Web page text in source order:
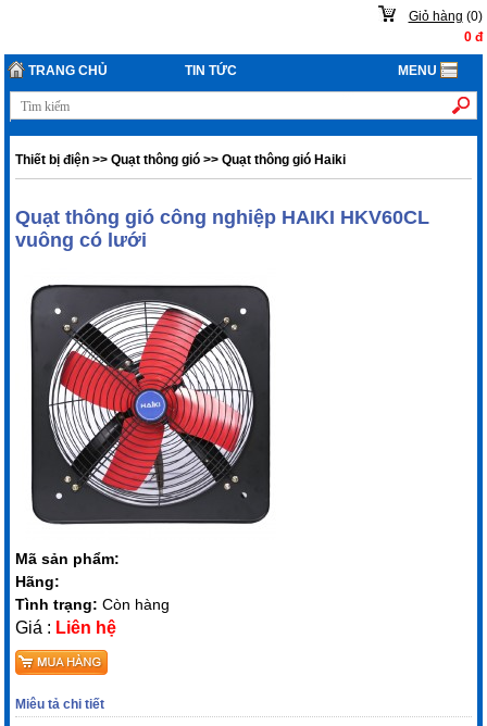
Giỏ hàng (0)
0đ
TRANG CHỦ TIN TỨC MENU
Thiết bị điện >>Quạt thông gió >>Quạt thông gió Haiki
Quạt thông gió công nghiệp HAIKI HKV60CL
vuông có lưới
Mã sản phẩm:
Hãng:
Tình trạng:Còn hàng
Giá : Liên hệ
Miêu tả chi tiết